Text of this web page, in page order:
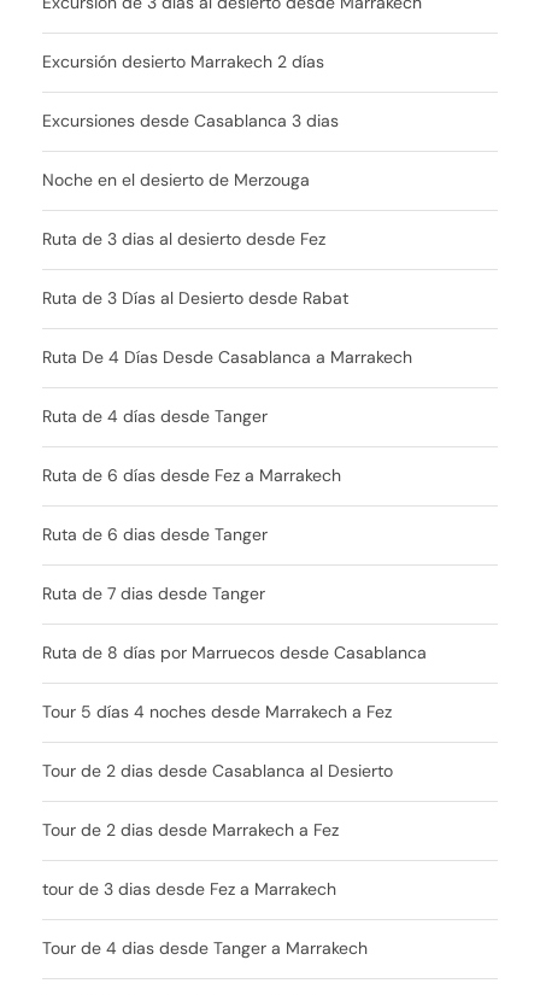
Excursión desierto Marrakech 2 días
Excursiones desde Casablanca 3 dias
Noche en el desierto de Merzouga
Ruta de 3 dias al desierto desde Fez
Ruta de 3 Días al Desierto desde Rabat
Ruta De 4 Días Desde Casablanca a Marrakech
Ruta de 4 días desde Tanger
Ruta de 6 días desde Fez a Marrakech
Ruta de 6 dias desde Tanger
Ruta de 7 dias desde Tanger
Ruta de 8 días por Marruecos desde Casablanca
Tour 5 días 4 noches desde Marrakech a Fez
Tour de 2 dias desde Casablanca al Desierto
Tour de 2 dias desde Marrakech a Fez
tour de 3 dias desde Fez a Marrakech
Tour de 4 dias desde Tanger a Marrakech